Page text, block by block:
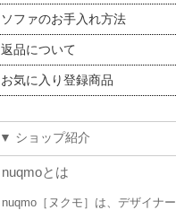
ソファのお手入れ方法
返品について
お気に入り登録商品
▼ ショップ紹介
nuqmoとは
nuqmo［ヌクモ］は、デザイナー